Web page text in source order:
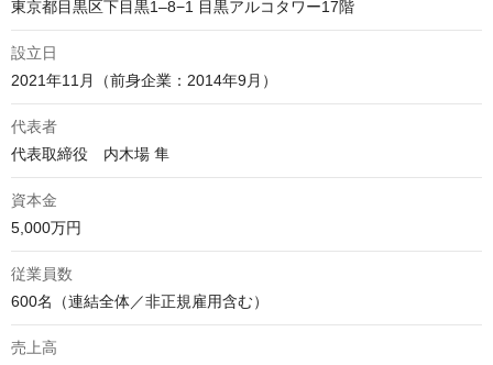
設立日
代表者
資本金
5,000万円
従業員数
600名（連結全体／非正規雇用含む）
売上高